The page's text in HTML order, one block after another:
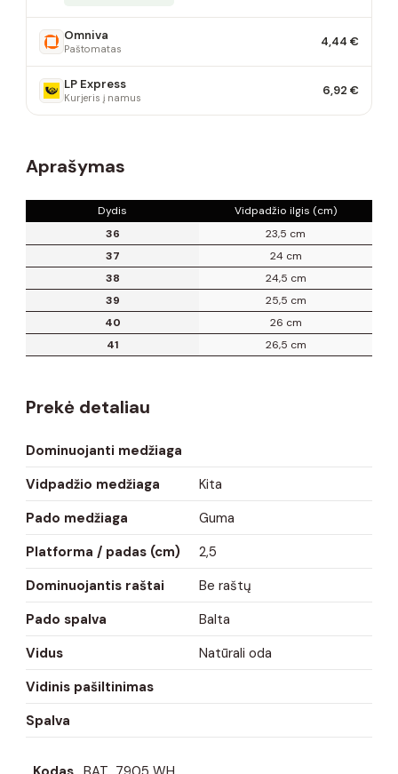
Omniva
Paštomatas 4,44 €
LP Express
Kurjeris į namus 6,92 €
Aprašymas
Dydis
Vidpadžio ilgis (cm)
36
23,5 cm
37
24 cm
38
24,5 cm
39
25,5 cm
40
26 cm
41
26,5 cm
Prekė detaliau
Dominuojanti medžiaga
Vidpadžio medžiaga
Kita
Pado medžiaga
Guma
Platforma / padas (cm)
2,5
Dominuojantis raštai
Be raštų
Pado spalva
Balta
Vidus
Natūrali oda
Vidinis pašiltinimas
Spalva